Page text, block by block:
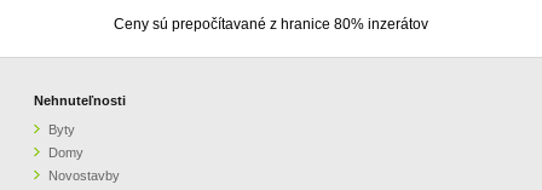
Ceny sú prepočítavané z hranice 80% inzerátov
Nehnuteľnosti
Byty
Domy
Novostavby